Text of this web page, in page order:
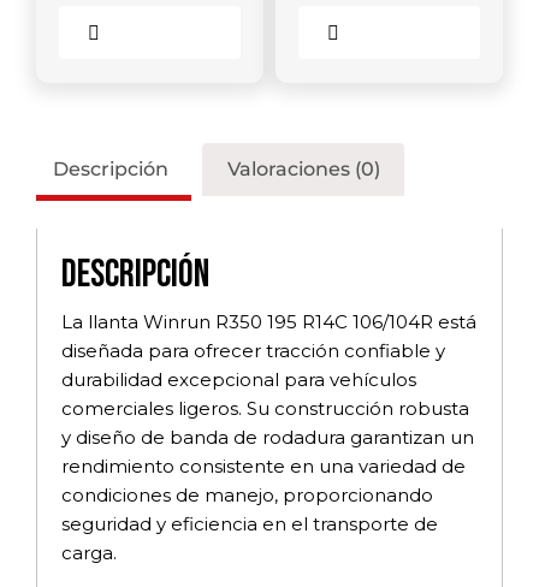
Descripción Valoraciones (0)
Descripción
La llanta Winrun R350 195 R14C 106/104R está
diseñada para ofrecer tracción confiable y
durabilidad excepcional para vehículos
comerciales ligeros. Su construcción robusta
y diseño de banda de rodadura garantizan un
rendimiento consistente en una variedad de
condiciones de manejo, proporcionando
seguridad y eficiencia en el transporte de
carga.